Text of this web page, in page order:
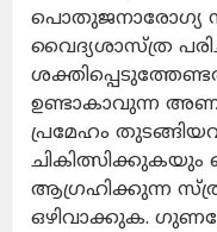
പൊതുജനാരോഗ്യ
വൈദ്യശാസ്ത്ര
ഉണ്ടാകാവുന്ന
പ്രമേഹം
ചികിത്സിക്കുകയും
ആഗ്രഹിക്കുന്ന
ഒഴിവാക്കുക.